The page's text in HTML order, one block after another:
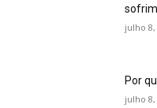
julho 8,
Por
julho 8,